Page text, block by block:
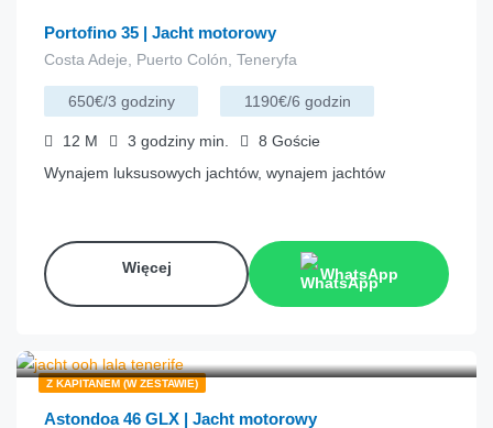
Portofino 35 | Jacht motorowy
Costa Adeje, Puerto Colón, Teneryfa
650€/3 godziny 1190€/6 godzin
12 M 3 godziny min. 8 Goście
Wynajem luksusowych jachtów, wynajem jachtów
Więcej WhatsApp
Z KAPITANEM (W ZESTAWIE)
Astondoa 46 GLX | Jacht motorowy